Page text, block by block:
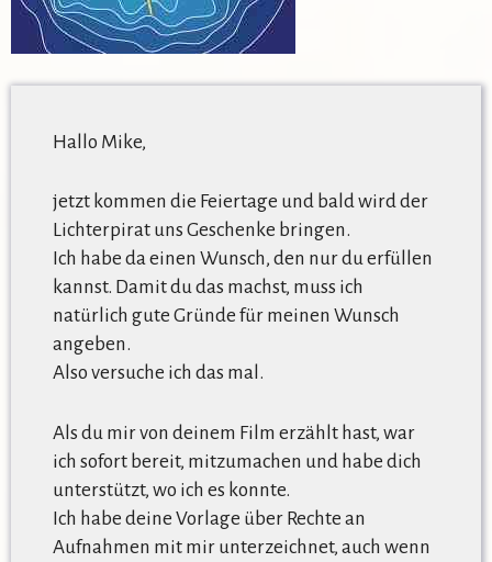
Hallo Mike,
jetzt kommen die Feiertage und bald wird der
Lichterpirat uns Geschenke bringen.
Ich habe da einen Wunsch, den nur du erfüllen
kannst. Damit du das machst, muss ich
natürlich gute Gründe für meinen Wunsch
angeben.
Also versuche ich das mal.
Als du mir von deinem Film erzählt hast, war
ich sofort bereit, mitzumachen und habe dich
unterstützt, wo ich es konnte.
Ich habe deine Vorlage über Rechte an
Aufnahmen mit mir unterzeichnet, auch wenn